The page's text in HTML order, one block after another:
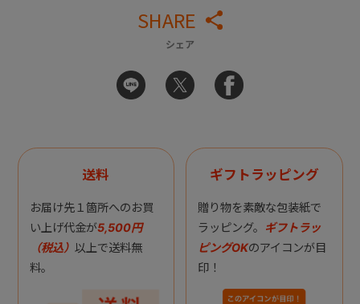
SHARE
シェア
送料
お届け先１箇所へのお買
い上げ代金が5,500円
（税込） 以上で送料無
料。
ギフトラッピング
贈り物を素敵な包装紙で
ラッピング。 ギフトラッ
ピングOKのアイコンが目
印！